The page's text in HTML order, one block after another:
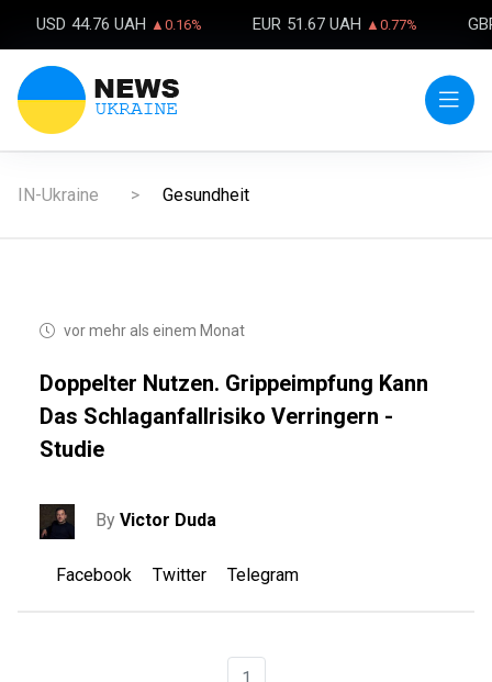
USD 44.76 UAH ▲0.16% EUR 51.67 UAH ▲0.77%
IN-Ukraine Gesundheit
vor mehr als einem Monat
Doppelter Nutzen. Grippeimpfung Kann
Das Schlaganfallrisiko Verringern -
Studie
ByVictor Duda
Facebook Twitter Telegram